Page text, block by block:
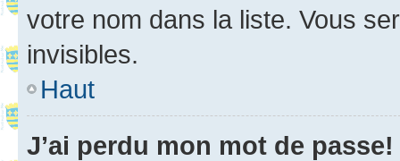
votre nom dans la liste. Vous
invisibles.
Haut
J’ai perdu mon mot de passe!